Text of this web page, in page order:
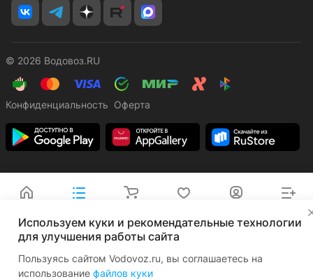
© 2026 Водовоз.RU
Конфиденциальность Оферта
Используем куки и рекомендательные технологии
для улучшения работы сайта
Пользуясь сайтом Vodovoz.ru, вы соглашаетесь на
использование файлов куки